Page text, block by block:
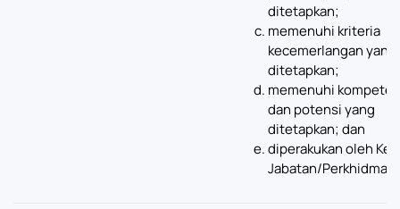
ditetapkan;
memenuhi kriteria
kecemerlangan yang
ditetapkan;
memenuhi
dan potensi yang
ditetapkan; dan
diperakukan oleh
Jabatan/